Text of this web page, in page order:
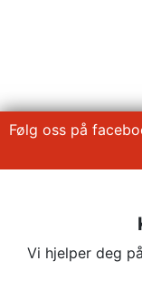
Følg oss på
Vi hjelper deg